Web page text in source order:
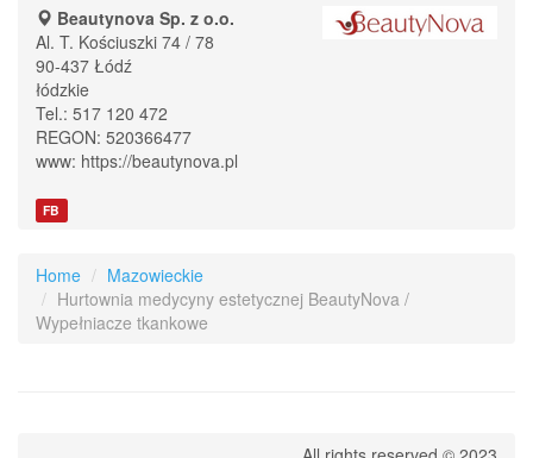
Beautynova Sp. z o.o.
Al. T. Kościuszki 74 / 78
90-437 Łódź
łódzkie
Tel.: 517 120 472
REGON: 520366477
www: https://beautynova.pl
FB
Home
Mazowieckie
Hurtownia medycyny estetycznej BeautyNova /
Wypełniacze tkankowe